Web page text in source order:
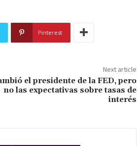
Pinterest
Next article
el presidente de la FED, pero
no las expectativas sobre tasas de
interés